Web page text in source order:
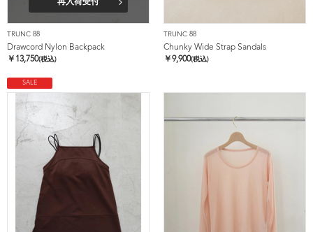
再入荷受付
TRUNC 88
Drawcord Nylon Backpack
￥ 13,750(税込)
TRUNC 88
Chunky Wide Strap Sandals
￥9,900(税込)
SALE